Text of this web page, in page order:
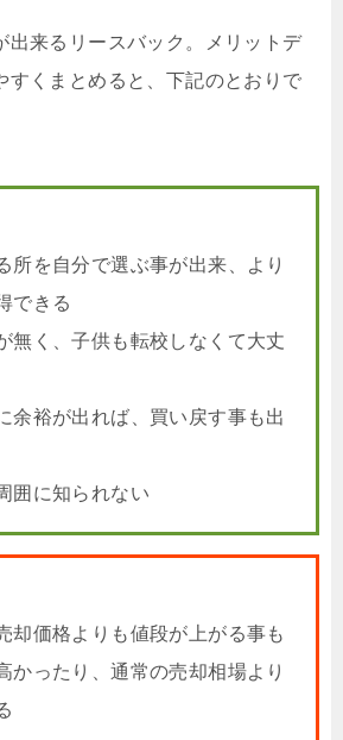
出来るリースバック。メリットデ
すくまとめると、下記のとおりで
所を自分で選ぶ事が出来、より
できる
無く、子供も転校しなくて大丈
余裕が出れば、買い戻す事も出
囲に知られない
却価格よりも値段が上がる事も
かったり、通常の売却相場より